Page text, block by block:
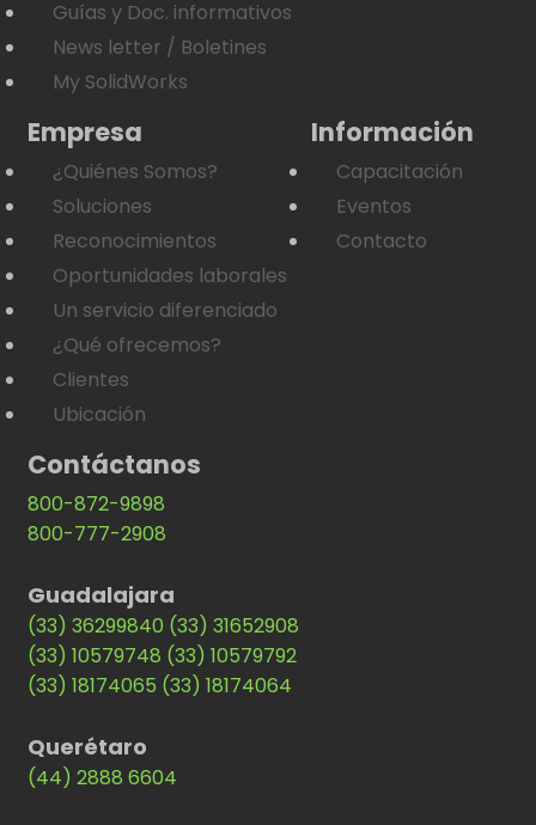
Guías y Doc. informativos
News letter / Boletines
My SolidWorks
Empresa
¿Quiénes Somos?
Soluciones
Reconocimientos
Oportunidades laborales
Un servicio diferenciado
¿Qué ofrecemos?
Clientes
Ubicación
Información
Capacitación
Eventos
Contacto
Contáctanos
800-872-9898
800-777-2908
Guadalajara
(33) 36299840 (33) 31652908
(33) 10579748 (33) 10579792
(33) 18174065 (33) 18174064
Querétaro
(44) 2888 6604